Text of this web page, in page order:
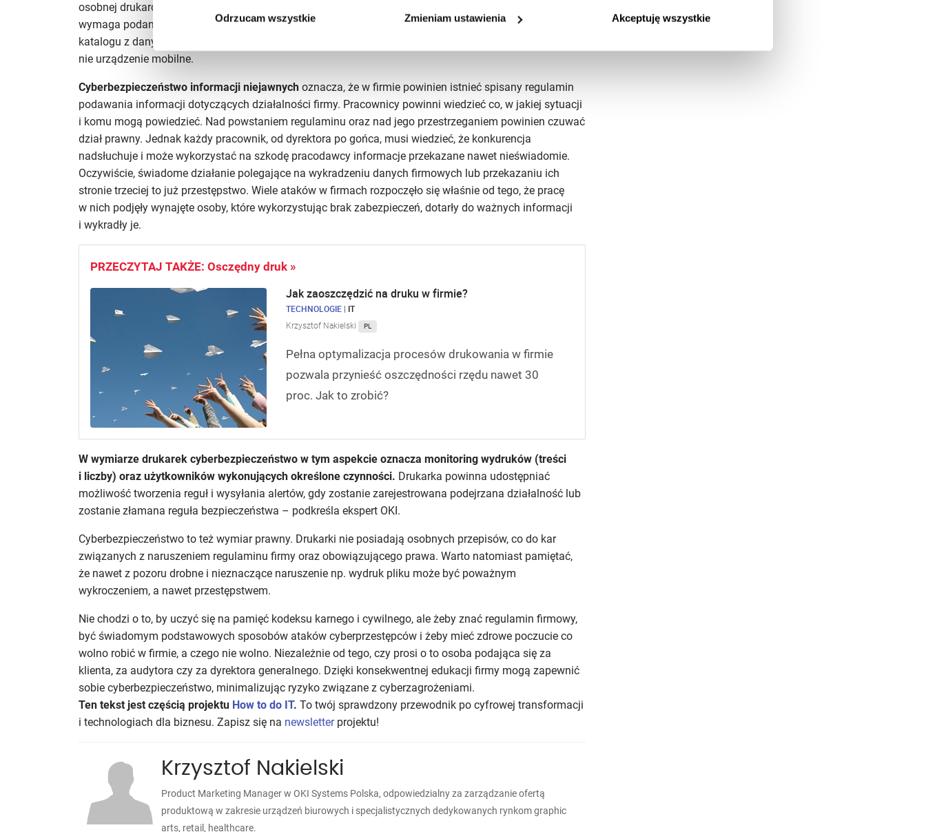
Odrzucam wszystkie Zmieniam ustawienia Akceptuję wszystkie
osobnej drukarce, która jest zablokowana dla innych użytkowników, zaś odbiór wydruków z podajnika
wymaga podania hasła. Drukarka nie powinna również mieć ustawionego automatycznego dostępu do
katalogu z danymi osobowymi. Bezpiecznej jest, gdy wydruk zleca urządzenie inne niż drukarka i raczej
nie urządzenie mobilne.
Cyberbezpieczeństwo informacji niejawnych oznacza, że w firmie powinien istnieć spisany regulamin
podawania informacji dotyczących działalności firmy. Pracownicy powinni wiedzieć co, w jakiej sytuacji
i komu mogą powiedzieć. Nad powstaniem regulaminu oraz nad jego przestrzeganiem powinien czuwać
dział prawny. Jednak każdy pracownik, od dyrektora po gońca, musi wiedzieć, że konkurencja
nadsłuchuje i może wykorzystać na szkodę pracodawcy informacje przekazane nawet nieświadomie.
Oczywiście, świadome działanie polegające na wykradzeniu danych firmowych lub przekazaniu ich
stronie trzeciej to już przestępstwo. Wiele ataków w firmach rozpoczęło się właśnie od tego, że pracę
w nich podjęły wynajęte osoby, które wykorzystując brak zabezpieczeń, dotarły do ważnych informacji
i wykradły je.
PRZECZYTAJ TAKŻE: Osczędny druk »
Jak zaoszczędzić na druku w firmie?
TECHNOLOGIE | IT
Krzysztof Nakielski PL
Pełna optymalizacja procesów drukowania w firmie
pozwala przynieść oszczędności rzędu nawet 30
proc. Jak to zrobić?
W wymiarze drukarek cyberbezpieczeństwo w tym aspekcie oznacza monitoring wydruków (treści
i liczby) oraz użytkowników wykonujących określone czynności. Drukarka powinna udostępniać
możliwość tworzenia reguł i wysyłania alertów, gdy zostanie zarejestrowana podejrzana działalność lub
zostanie złamana reguła bezpieczeństwa – podkreśla ekspert OKI.
Cyberbezpieczeństwo to też wymiar prawny. Drukarki nie posiadają osobnych przepisów, co do kar
związanych z naruszeniem regulaminu firmy oraz obowiązującego prawa. Warto natomiast pamiętać,
że nawet z pozoru drobne i nieznaczące naruszenie np. wydruk pliku może być poważnym
wykroczeniem, a nawet przestępstwem.
Nie chodzi o to, by uczyć się na pamięć kodeksu karnego i cywilnego, ale żeby znać regulamin firmowy,
być świadomym podstawowych sposobów ataków cyberprzestępców i żeby mieć zdrowe poczucie co
wolno robić w firmie, a czego nie wolno. Niezależnie od tego, czy prosi o to osoba podająca się za
klienta, za audytora czy za dyrektora generalnego. Dzięki konsekwentnej edukacji firmy mogą zapewnić
sobie cyberbezpieczeństwo, minimalizując ryzyko związane z cyberzagrożeniami.
Ten tekst jest częścią projektu How to do IT. To twój sprawdzony przewodnik po cyfrowej transformacji
i technologiach dla biznesu. Zapisz się na newsletterprojektu!
Krzysztof Nakielski
Product Marketing Manager w OKI Systems Polska, odpowiedzialny za zarządzanie ofertą
produktową w zakresie urządzeń biurowych i specjalistycznych dedykowanych rynkom graphic
arts, retail, healthcare.